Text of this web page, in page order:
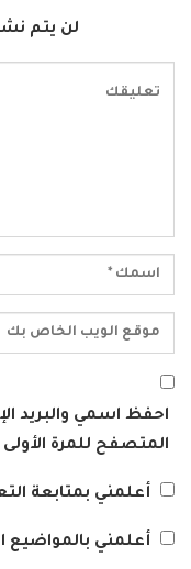
لن يتم
احفظ اسمي والبريد
المتصفح للمرة
أعلمني بمتابعة
أعلمني بالمواضيع